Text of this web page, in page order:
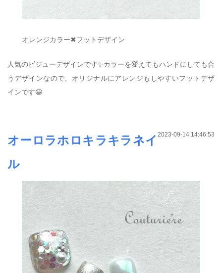
オレンジカラー✖︎フットデザイン
人気のビジューデザインです✨カラーを変えてもハンドにしても合
うデザインなので、オリジナルにアレンジもしやすいフットデザ
インです😀
2023-09-14 14:46:53
オーロラホロキラキラネイ
ル